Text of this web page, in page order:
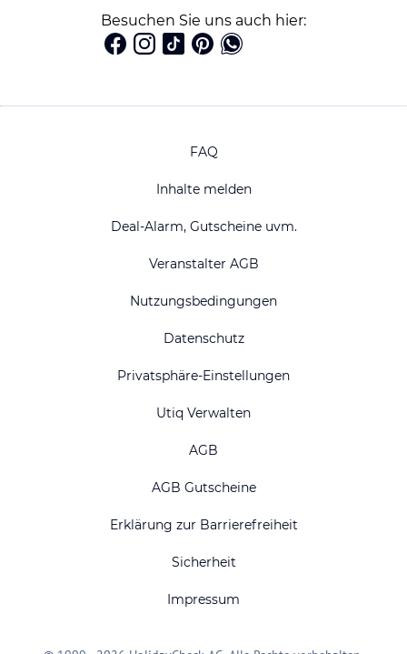
Besuchen Sie uns auch hier:
FAQ
Inhalte melden
Deal-Alarm, Gutscheine uvm.
Veranstalter AGB
Nutzungsbedingungen
Datenschutz
Privatsphäre-Einstellungen
Utiq Verwalten
AGB
AGB Gutscheine
Erklärung zur Barrierefreiheit
Sicherheit
Impressum